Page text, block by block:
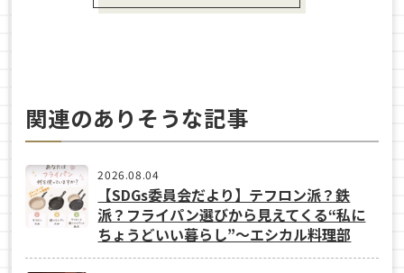
関連のありそうな記事
2026.08.04
【SDGs委員会だより】テフロン派？鉄
派？フライパン選びから見えてくる“私に
ちょうどいい暮らし”～エシカル料理部